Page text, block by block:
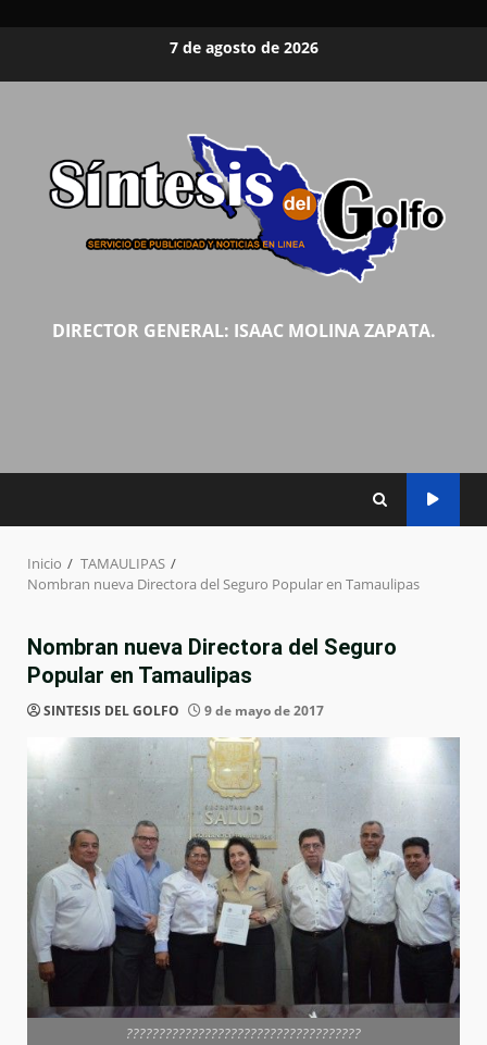
7 de agosto de 2026
DIRECTOR GENERAL: ISAAC MOLINA ZAPATA.
Inicio
TAMAULIPAS
Nombran nueva Directora del Seguro Popular en Tamaulipas
Nombran nueva Directora del Seguro
Popular en Tamaulipas
SINTESIS DEL GOLFO 9 de mayo de 2017
????????????????????????????????????